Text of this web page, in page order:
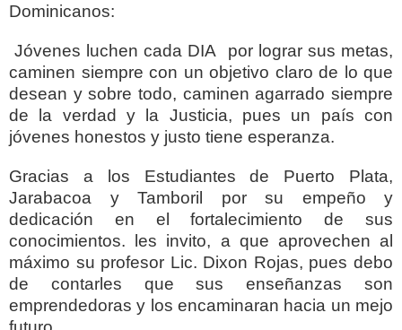
Dominicanos:
Jóvenes luchen cada DIA por lograr sus metas,
caminen siempre con un objetivo claro de lo que
desean y sobre todo, caminen agarrado siempre
de la verdad y la Justicia, pues un país con
jóvenes honestos y justo tiene esperanza.
Gracias a los Estudiantes de Puerto Plata,
Jarabacoa y Tamboril por su empeño y
dedicación en el fortalecimiento de sus
conocimientos. les invito, a que aprovechen al
máximo su profesor Lic. Dixon Rojas, pues debo
de contarles que sus enseñanzas son
emprendedoras y los encaminaran hacia un mejo